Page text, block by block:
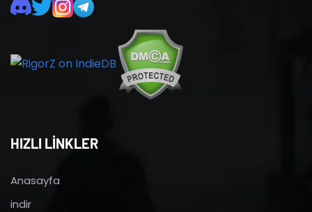
HIZLI LİNKLER
Anasayfa
indir